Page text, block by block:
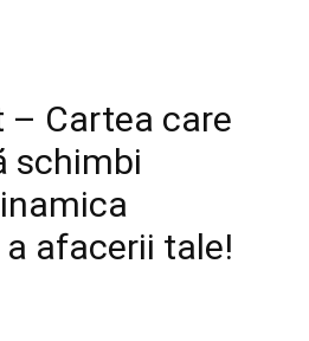
– Cartea care
schimbi
afacerii tale!